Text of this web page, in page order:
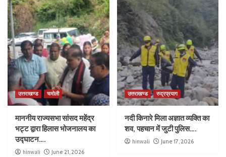
उत्तराखण्ड चमोली
माननीय राज्यसभा सांसद महेंद्र
भट्ट द्वारा हिलास भोजनालय का
उद्घाटन….
hinwali June 21, 2026
उत्तराखण्ड रुद्रप्रयाग
नदी किनारे मिला अज्ञात व्यक्ति का
शव, पहचान में जुटी पुलिस….
hinwali June 17, 2026